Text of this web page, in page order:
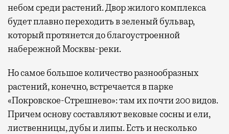
небом среди растений. Двор жилого комплекса
будет плавно переходить в зеленый бульвар,
который протянется до благоустроенной
набережной Москвы-реки.
Но самое большое количество разнообразных
растений, конечно, встречается в парке
«Покровское-Стрешнево»: там ихпочти 200 видов.
Причем основу составляют вековые сосны и ели,
лиственницы, дубы и липы. Есть и несколько